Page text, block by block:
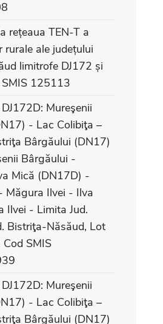
rețeaua TEN-T a
rurale ale județului
limitrofe DJ172 și
125113
Mureşenii
- Lac Colibiţa –
Bârgăului (DN17)
Bârgăului -
Mică (DN17D) -
Măgura Ilvei - Ilva
Ilvei - Limita Jud.
Bistriţa-Năsăud, Lot
SMIS
Mureşenii
- Lac Colibiţa –
Bârgăului (DN17)